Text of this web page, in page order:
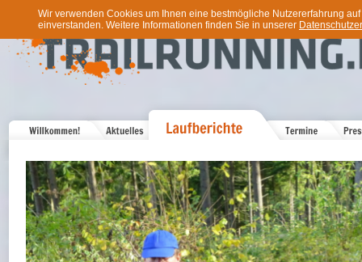
Wir verwenden Cookies um Ihnen eine bestmögliche Nutzererfahrung
einverstanden. Weitere Informationen finden Sie in unserer